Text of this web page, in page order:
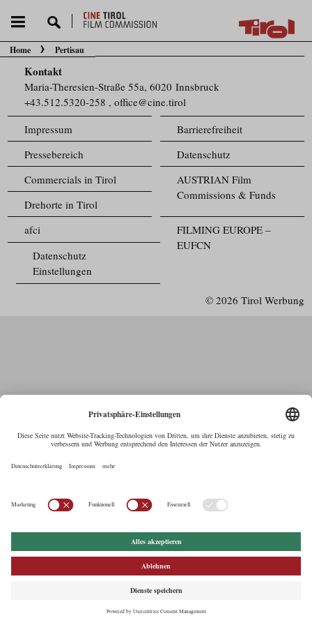
Sie befinden sich hier:
Home Pertisau
Kontakt
Maria-Theresien-Straße 55a, 6020 Innsbruck
+43.512.5320-258 ,office@cine.tirol
Impressum
Barrierefreiheit
Pressebereich
Datenschutz
Commercials in Tirol
AUSTRIAN Film
Commissions & Funds
Drehorte in Tirol
FILMING EUROPE –
EUFCN
afci
Datenschutz
Einstellungen
© 2026 Tirol Werbung